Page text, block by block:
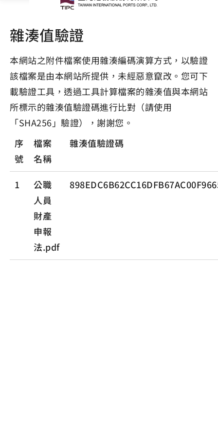
雜湊值驗證
本網站之附件檔案使用雜湊編碼演算方式，以驗證
該檔案是由本網站所提供，未經惡意竄改。您可下
載驗證工具，透過工具計算檔案的雜湊值與本網站
所標示的雜湊值驗證碼進行比對（請使用
「SHA256」驗證），謝謝您。
序
號
檔案
名稱
雜湊值驗證碼
1
公職
人員
財產
申報
法.pdf